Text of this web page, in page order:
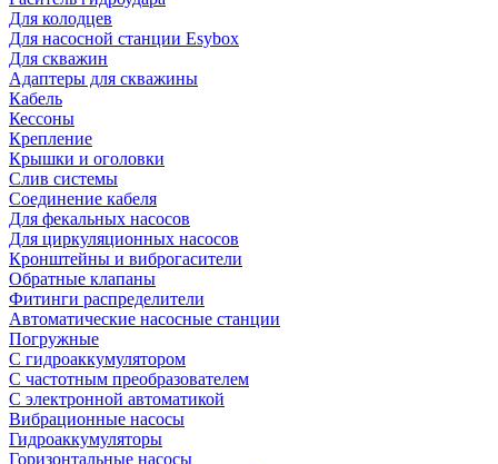
Для колодцев
Для насосной станции Esybox
Для скважин
Адаптеры для скважины
Кабель
Кессоны
Крепление
Крышки и оголовки
Слив системы
Соединение кабеля
Для фекальных насосов
Для циркуляционных насосов
Кронштейны и виброгасители
Обратные клапаны
Фитинги распределители
Автоматические насосные станции
Погружные
С гидроаккумулятором
С частотным преобразователем
С электронной автоматикой
Вибрационные насосы
Гидроаккумуляторы
Горизонтальные насосы